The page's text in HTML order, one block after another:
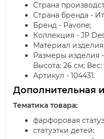
Страна
Страна бренда -
Бренд - Pavone;
Коллекция - JP
Материал
Размеры изделия
Высота: 26 см; Вес:
Артикул - 104431.
Дополнительная
Тематика товара:
фарфоровая
статуэтки детей;